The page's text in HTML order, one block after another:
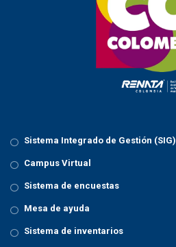
Sistema Integrado de Gestión (SIG)
Campus Virtual
Sistema de encuestas
Mesa de ayuda
Sistema de inventarios